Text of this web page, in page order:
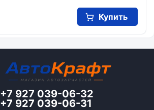
Купить
+7 927 039-06-32
+7 927 039-06-31